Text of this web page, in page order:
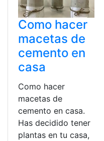
Como hacer
macetas de
cemento en
casa
Como hacer
macetas de
cemento en casa.
Has decidido tener
plantas en tu casa,